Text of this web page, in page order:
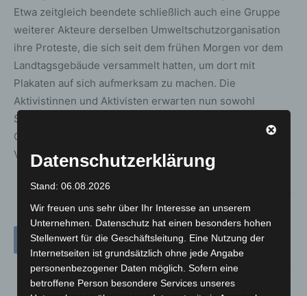
Etwa zeitgleich beendete schließlich auch eine Gruppe
weiterer Akteure derselben Umweltschutzorganisation
ihre Proteste, die sich seit dem frühen Morgen vor dem
Landtagsgebäude versammelt hatten, um dort mit
Plakaten auf sich aufmerksam zu machen. Die
Aktivistinnen und Aktivisten erwarten nun sowohl
Strafverfahren wegen Hausfriedensbruchs als auch
Ordnungswidrigkeitenverfahren gegen das
Versammlungsgesetz.
Datenschutzerklärung
Stand: 06.08.2026
Wir freuen uns sehr über Ihr Interesse an unserem
Unternehmen. Datenschutz hat einen besonders hohen
Stellenwert für die Geschäftsleitung. Eine Nutzung der
Internetseiten ist grundsätzlich ohne jede Angabe
personenbezogener Daten möglich. Sofern eine
betroffene Person besondere Services unseres